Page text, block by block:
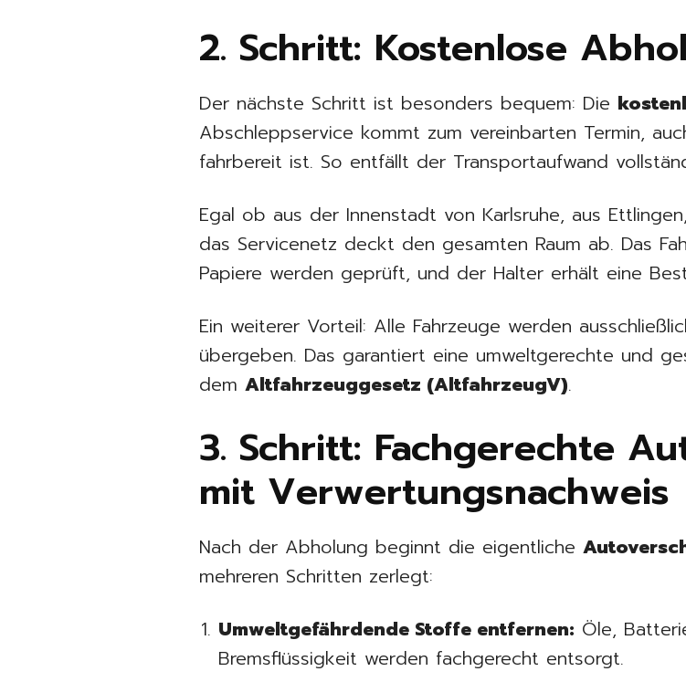
2. Schritt: Kostenlose
Der nächste Schritt ist besonders bequem: Die
Abschleppservice kommt zum vereinbarten Termin,
fahrbereit ist. So entfällt der Transportaufwand
Egal ob aus der Innenstadt von Karlsruhe, aus
das Servicenetz deckt den gesamten Raum ab. Das
Papiere werden geprüft, und der Halter erhält eine
Ein weiterer Vorteil: Alle Fahrzeuge werden
übergeben. Das garantiert eine umweltgerechte und
demAltfahrzeuggesetz (AltfahrzeugV).
3. Schritt: Fachgerechte
mit Verwertungsnachweis
Nach der Abholung beginnt die eigentliche
mehreren Schritten zerlegt:
Umweltgefährdende Stoffe entfernen: Öle,
Bremsflüssigkeit werden fachgerecht entsorgt.